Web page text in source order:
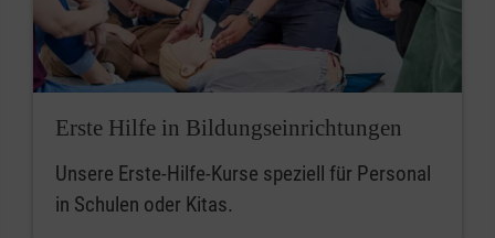
Erste Hilfe in Bildungseinrichtungen
Unsere Erste-Hilfe-Kurse speziell für Personal
in Schulen oder Kitas.